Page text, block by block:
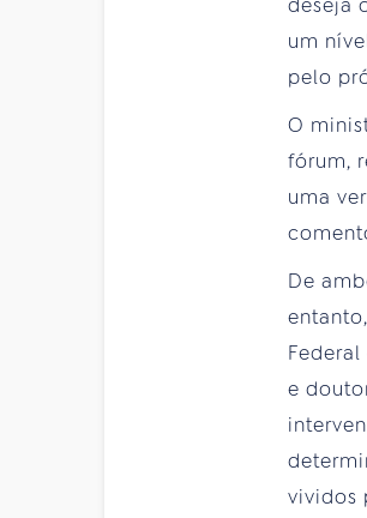
um
pelo
O
fórum,
uma
De
e
vividos